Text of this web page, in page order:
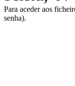
Para aceder aos
senha).